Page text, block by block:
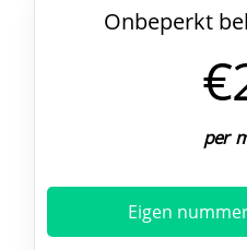
Onbeperkt
per
Eigen